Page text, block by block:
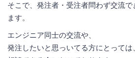
そこで、発注者・受注者問わず交流
ます。
エンジニア同士の交流や、
発注したいと思っいてる方にとって